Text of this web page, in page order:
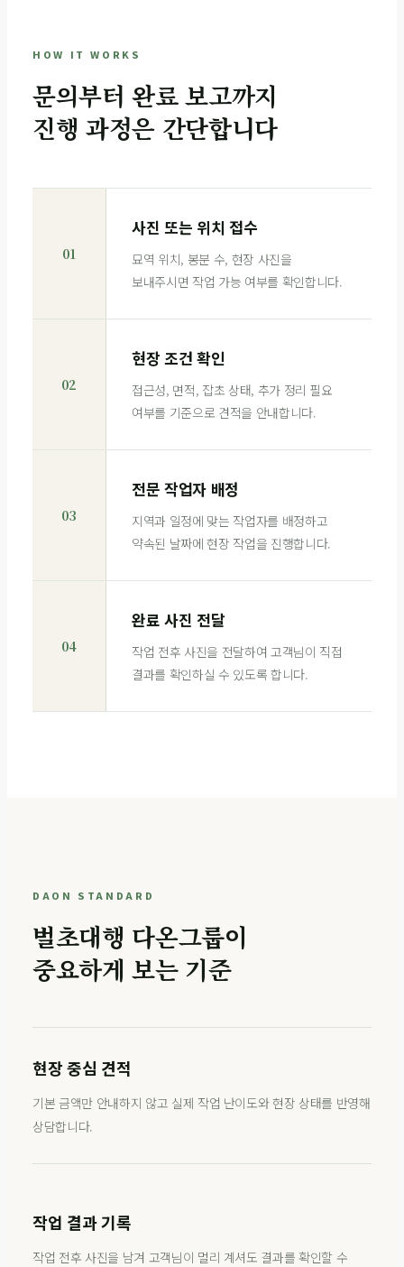
HOW IT WORKS
문의부터 완료 보고까지
진행 과정은 간단합니다
01
사진 또는 위치 접수
묘역 위치, 봉분 수, 현장 사진을
보내주시면 작업 가능 여부를 확인합니다.
02
현장 조건 확인
접근성, 면적, 잡초 상태, 추가 정리 필요
여부를 기준으로 견적을 안내합니다.
03
전문 작업자 배정
지역과 일정에 맞는 작업자를 배정하고
약속된 날짜에 현장 작업을 진행합니다.
04
완료 사진 전달
작업 전후 사진을 전달하여 고객님이 직접
결과를 확인하실 수 있도록 합니다.
DAON STANDARD
벌초대행 다온그룹이
중요하게 보는 기준
현장 중심 견적
기본 금액만 안내하지 않고 실제 작업 난이도와 현장 상태를 반영해
상담합니다.
작업 결과 기록
작업 전후 사진을 남겨 고객님이 멀리 계셔도 결과를 확인할 수